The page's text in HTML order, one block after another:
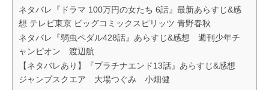
ネタバレ『ドラマ 100万円の女たち 6話』最新あらすじ&感
想 テレビ東京 ビッグコミックスピリッツ 青野春秋
ネタバレ『弱虫ペダル428話』あらすじ&感想 週刊少年チ
ャンピオン 渡辺航
【ネタバレあり】『プラチナエンド13話』あらすじ&感想
ジャンプスクエア 大場つぐみ 小畑健